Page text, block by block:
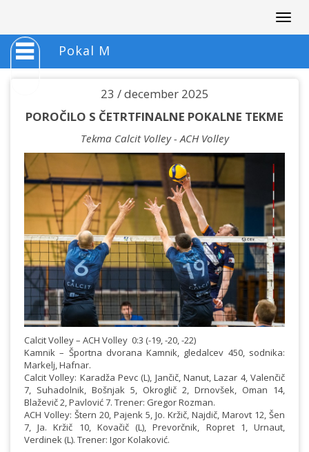
Pokal M
23 / december 2025
POROČILO S ČETRTFINALNE POKALNE TEKME
Tekma Calcit Volley - ACH Volley
Calcit Volley – ACH Volley 0:3 (-19, -20, -22)
Kamnik – Športna dvorana Kamnik, gledalcev 450, sodnika:
Markelj, Hafnar.
Calcit Volley: Karadža Pevc (L), Jančič, Nanut, Lazar 4, Valenčič
7, Suhadolnik, Bošnjak 5, Okroglič 2, Drnovšek, Oman 14,
Blaževič 2, Pavlović 7. Trener: Gregor Rozman.
ACH Volley: Štern 20, Pajenk 5, Jo. Kržič, Najdič, Marovt 12, Šen
7, Ja. Kržič 10, Kovačič (L), Prevorčnik, Ropret 1, Urnaut,
Verdinek (L). Trener: Igor Kolaković.